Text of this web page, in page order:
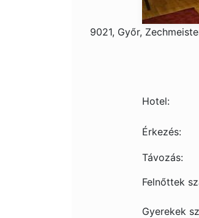
9021, Győr,
Hotel:
Érkezés:
Távozás:
Felnőttek
Gyerekek